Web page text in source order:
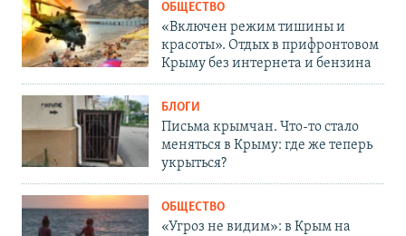
ОБЩЕСТВО
«Включен режим тишины и
красоты». Отдых в прифронтовом
Крыму без интернета и бензина
БЛОГИ
Письма крымчан. Что-то стало
меняться в Крыму: где же теперь
укрыться?
ОБЩЕСТВО
«Угроз не видим»: в Крым на